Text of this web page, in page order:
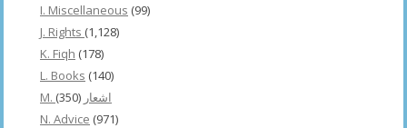
I. Miscellaneous (99)
J. Rights (1,128)
K. Fiqh (178)
L. Books (140)
M. اشعار (350)
N. Advice (971)